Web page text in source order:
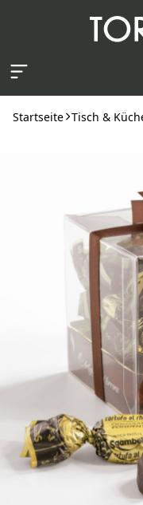
Startseite Tisch &